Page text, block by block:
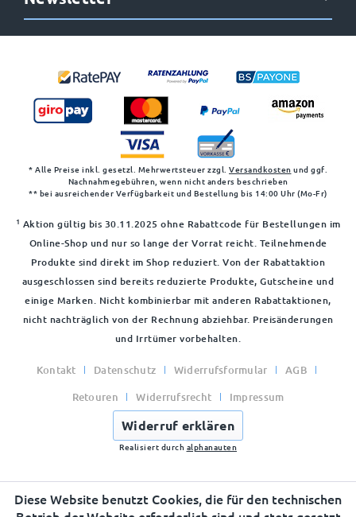
* Alle Preise inkl. gesetzl. Mehrwertsteuer zzgl. Versandkosten und ggf.
Nachnahmegebühren, wenn nicht anders beschrieben
** bei ausreichender Verfügbarkeit und Bestellung bis 14:00 Uhr (Mo-Fr)
1 Aktion gültig bis 30.11.2025 ohne Rabattcode für Bestellungen im
Online-Shop und nur so lange der Vorrat reicht. Teilnehmende
Produkte sind direkt im Shop reduziert. Von der Rabattaktion
ausgeschlossen sind bereits reduzierte Produkte, Gutscheine und
einige Marken. Nicht kombinierbar mit anderen Rabattaktionen,
nicht nachträglich von der Rechnung abziehbar. Preisänderungen
und Irrtümer vorbehalten.
Kontakt Datenschutz Widerrufsformular
AGB
Retouren
Widerrufsrecht Impressum
Widerruf erklären
Realisiert durch alphanauten
Diese Website benutzt Cookies, die für den technischen